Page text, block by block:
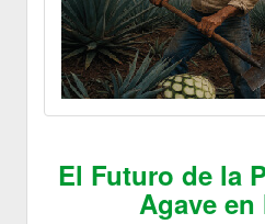
El Futuro de la
Agave en